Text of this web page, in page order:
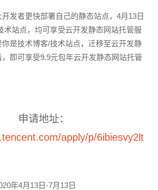
发者更快部署自己的静态站点，4月13日
术站点，均可享受云开发静态网站托管服
是技术博客/技术站点，迁移至云开发静
即可享受9.9元包年云开发静态网站托管
申请地址：
apply/p/6ibiesvy2lt
年4月13日-7月13日